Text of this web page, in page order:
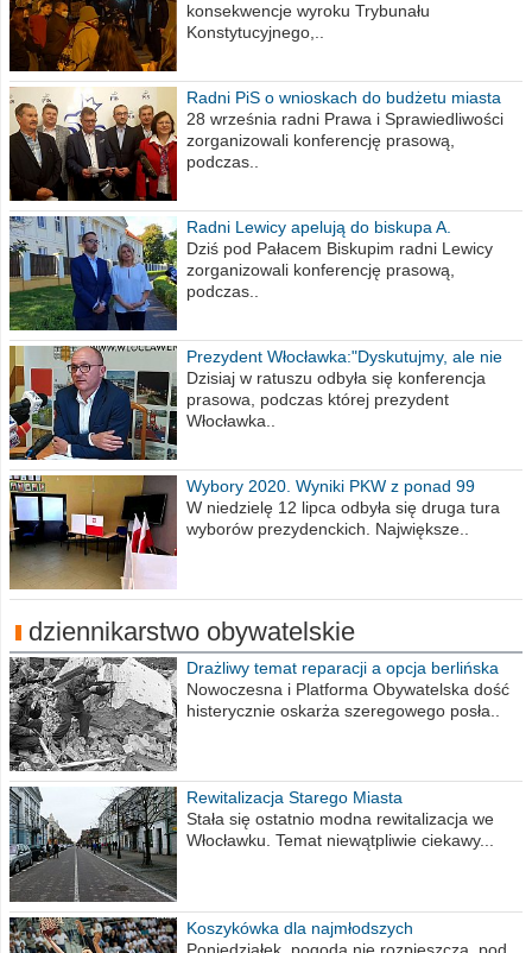
konsekwencje wyroku Trybunału
Konstytucyjnego,..
Radni PiS o wnioskach do budżetu miasta
na 2021 rok
28 września radni Prawa i Sprawiedliwości
zorganizowali konferencję prasową,
podczas..
Radni Lewicy apelują do biskupa A.
Wiesława Meringa
Dziś pod Pałacem Biskupim radni Lewicy
zorganizowali konferencję prasową,
podczas..
Prezydent Włocławka:"Dyskutujmy, ale nie
obrażajmy się”
Dzisiaj w ratuszu odbyła się konferencja
prasowa, podczas której prezydent
Włocławka..
Wybory 2020. Wyniki PKW z ponad 99
procent obwodów
W niedzielę 12 lipca odbyła się druga tura
wyborów prezydenckich. Największe..
dziennikarstwo obywatelskie
Drażliwy temat reparacji a opcja berlińska
Nowoczesna i Platforma Obywatelska dość
histerycznie oskarża szeregowego posła..
Rewitalizacja Starego Miasta
Stała się ostatnio modna rewitalizacja we
Włocławku. Temat niewątpliwie ciekawy...
Koszykówka dla najmłodszych
Poniedziałek, pogoda nie rozpieszcza, pod